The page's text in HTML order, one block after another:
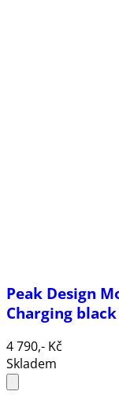
Peak Design
Charging black
4 790,- Kč
Skladem